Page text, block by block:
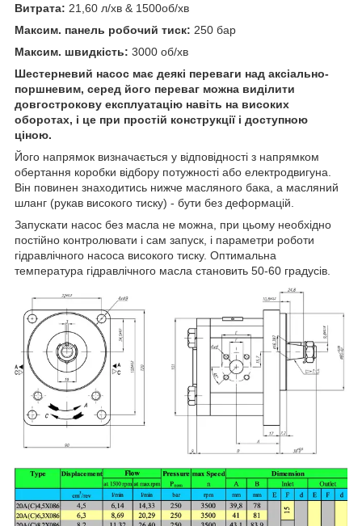
Витрата: 21,60 л/хв & 1500об/хв
Максим. панель робочий тиск: 250 бар
Максим. швидкість: 3000 об/хв
Шестерневий насос має деякі переваги над аксіально-
поршневим, серед його переваг можна виділити
довгострокову експлуатацію навіть на високих
оборотах, і це при простій конструкції і доступною
ціною.
Його напрямок визначається у відповідності з напрямком
обертання коробки відбору потужності або електродвигуна.
Він повинен знаходитись нижче масляного бака, а масляний
шланг (рукав високого тиску) - бути без деформацій.
Запускати насос без масла не можна, при цьому необхідно
постійно контролювати і сам запуск, і параметри роботи
гідравлічного насоса високого тиску. Оптимальна
температура гідравлічного масла становить 50-60 градусів.